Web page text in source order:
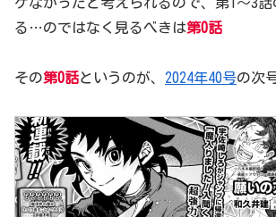
る…のではなく見るべきは第0話
その第0話というのが、 2024年40号の次